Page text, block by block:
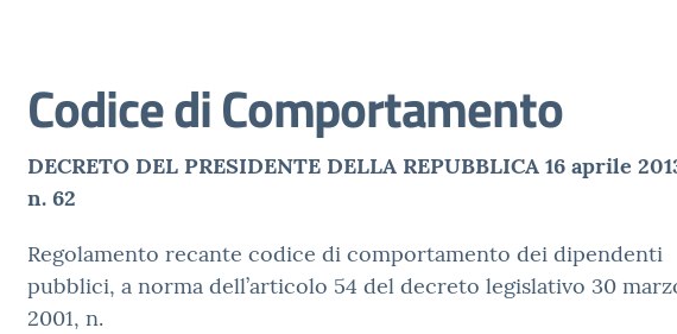
Codice di Comportamento
DECRETO DEL PRESIDENTE DELLA REPUBBLICA 16 aprile
n. 62
Regolamento recante codice di comportamento dei dipendenti
pubblici, a norma dell’articolo 54 del decreto legislativo 30
2001, n.